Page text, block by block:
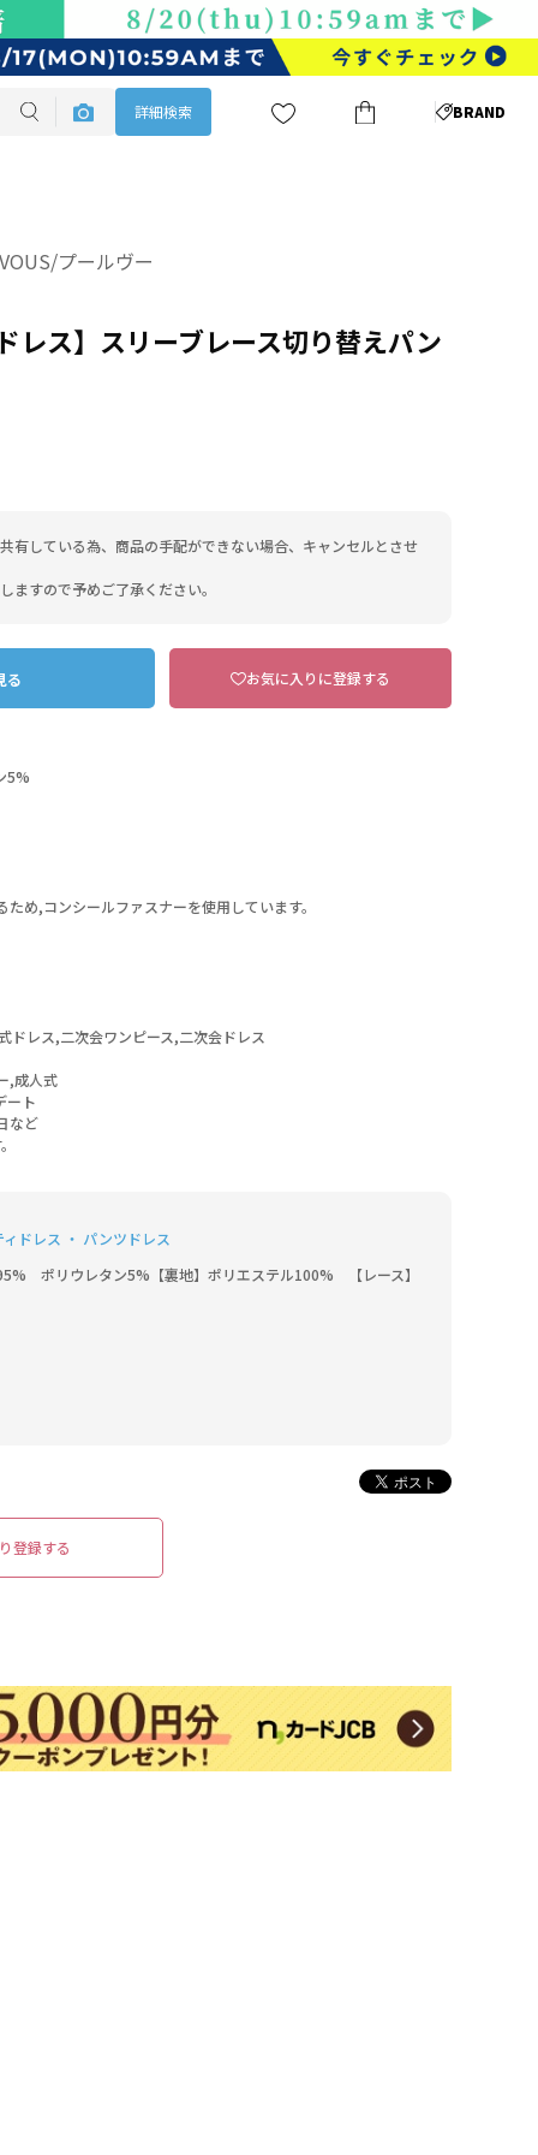
詳細検索 BRAND
14 ネイビー×ネイビー
プールヴー
レス】スリーブレース切り替えパン
有している為、商品の手配ができない場合、キャンセルとさせ
ますので予めご了承ください。
る お気に入りに登録する
5%
め,コンシールファスナーを使用しています。
ドレス,二次会ワンピース,二次会ドレス
,成人式
ート
など
ィドレス ・ パンツドレス
　ポリウレタン5%【裏地】ポリエステル100%　【レース】
登録する